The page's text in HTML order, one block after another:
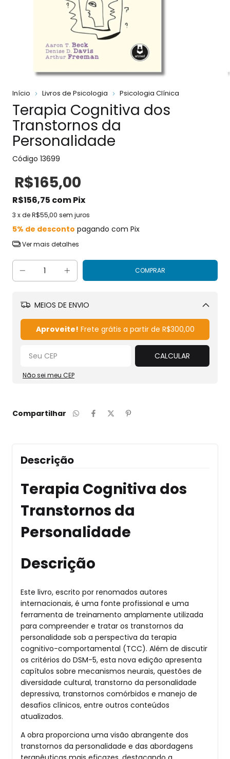
Início Livros de Psicologia Psicologia Clínica
Terapia Cognitiva dos
Transtornos da
Personalidade
Código 13699
R$165,00
R$156,75 comPix
3 x deR$55,00 sem juros
5% de desconto pagando com Pix
Ver mais detalhes
MEIOS DE ENVIO
Aproveite! Frete grátis a partir de R$300,00
CALCULAR
Não sei meu CEP
Compartilhar
Descrição
Terapia Cognitiva dos
Transtornos da
Personalidade
Descrição
Este livro, escrito por renomados autores
internacionais, é uma fonte profissional e uma
ferramenta de treinamento amplamente utilizada
para compreender e tratar os transtornos da
personalidade sob a perspectiva da terapia
cognitivo-comportamental (TCC). Além de discutir
os critérios do DSM-5, esta nova edição apresenta
capítulos sobre mecanismos neurais, questões de
diversidade cultural, transtorno da personalidade
depressiva, transtornos comórbidos e manejo de
desafios clínicos, entre outros conteúdos
atualizados.
A obra proporciona uma visão abrangente dos
transtornos da personalidade e das abordagens